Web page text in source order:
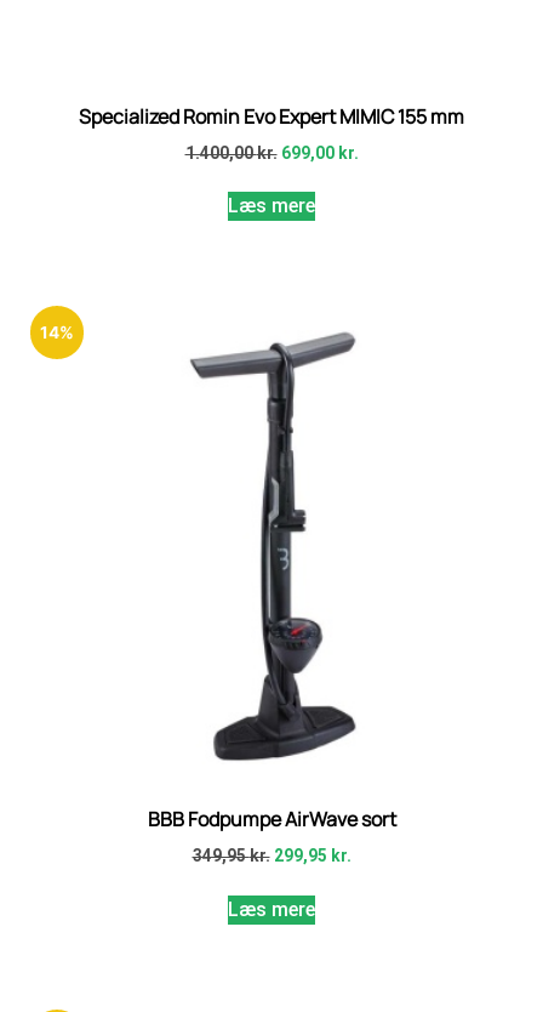
Specialized Romin Evo Expert MIMIC 155 mm
1.400,00kr. 699,00 kr.
Læs mere
14%
BBB Fodpumpe AirWave sort
349,95kr. 299,95 kr.
Læs mere